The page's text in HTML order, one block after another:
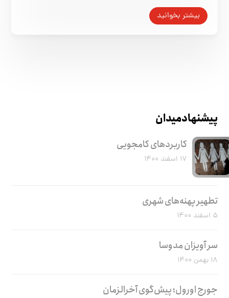
بیشتر بخوانید
پیشنهاد میدان
کاربرد‌های کامجویی
۱۷ اسفند ۱۴۰۰
تطهیر پهنه‌های شهری
۵ اسفند ۱۴۰۰
سر آویزان مدوسا
۱۸ بهمن ۱۴۰۰
جورج اورول؛ پیش‌گوی آخرالزمان